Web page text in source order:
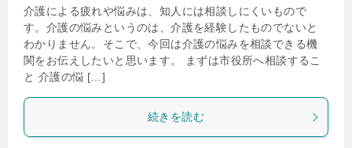
介護による疲れや悩みは、知人には相談しにくいもので
す。介護の悩みというのは、介護を経験したものでないと
わかりません。そこで、今回は介護の悩みを相談できる機
関をお伝えしたいと思います。 まずは市役所へ相談するこ
と 介護の悩 […]
続きを読む